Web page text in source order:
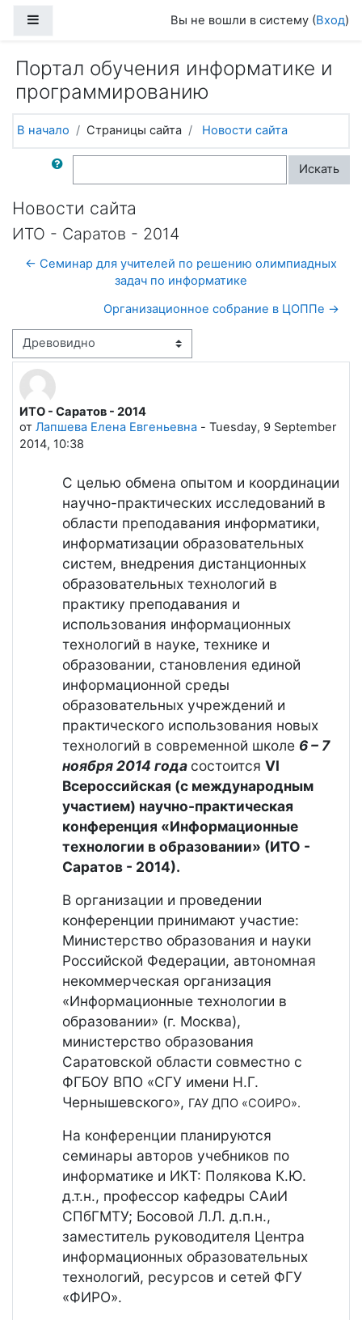
Вы не вошли в систему (Вход)
Портал обучения информатике и
программированию
В начало Страницы сайта Новости сайта
Поиск по форумам Искать
Новости сайта
ИТО - Саратов - 2014
← Семинар для учителей по решению олимпиадных
задач по информатике
Организационное собрание в ЦОППе →
Режим отображения
ИТО - Саратов - 2014
от Лапшева Елена Евгеньевна - Tuesday, 9 September
2014, 10:38
Количество ответов: 0
С целью обмена опытом и координации
научно-практических исследований в
области преподавания информатики,
информатизации образовательных
систем, внедрения дистанционных
образовательных технологий в
практику преподавания и
использования информационных
технологий в науке, технике и
образовании, становления единой
информационной среды
образовательных учреждений и
практического использования новых
технологий в современной школе 6 – 7
ноября 2014 года состоится VI
Всероссийская (с международным
участием) научно-практическая
конференция «Информационные
технологии в образовании» (ИТО -
Саратов - 2014).
В организации и проведении
конференции принимают участие:
Министерство образования и науки
Российской Федерации, автономная
некоммерческая организация
«Информационные технологии в
образовании» (г. Москва),
министерство образования
Саратовской области совместно с
ФГБОУ ВПО «СГУ имени Н.Г.
Чернышевского», ГАУ ДПО «СОИРО».
На конференции планируются
семинары авторов учебников по
информатике и ИКТ: Полякова К.Ю.
д.т.н., профессор кафедры САиИ
СПбГМТУ; Босовой Л.Л. д.п.н.,
заместитель руководителя Центра
информационных образовательных
технологий, ресурсов и сетей ФГУ
«ФИРО».